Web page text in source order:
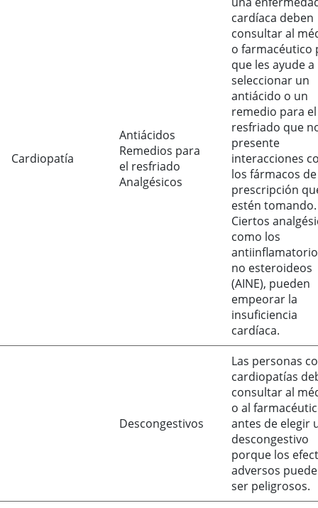
Cardiopatía
Antiácidos
Remedios para
el resfriado
Analgésicos
cardíaca deben
consultar al
o farmacéutico
que les ayude a
seleccionar un
antiácido o un
remedio para el
resfriado que
presente
interacciones
los fármacos de
prescripción
estén tomando.
Ciertos
como los
no esteroideos
(AINE), pueden
empeorar la
insuficiencia
cardíaca.
Descongestivos
Las personas
cardiopatías
consultar al
o al
antes de elegir
descongestivo
porque los
adversos
ser peligrosos.